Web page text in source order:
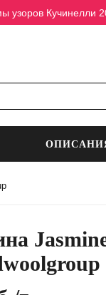
узоров Кучинелли